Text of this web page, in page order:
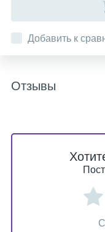
Добавить к
Отзывы